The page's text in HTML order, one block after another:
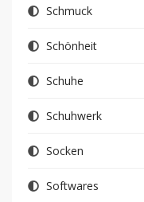
Schmuck
Schönheit
Schuhe
Schuhwerk
Socken
Softwares